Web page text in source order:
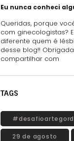
Eu nunca conheci
Queridas, porque
com ginecologistas?
diferente quem é
desse blog!!
compartilhar com
TAGS
29 de agosto